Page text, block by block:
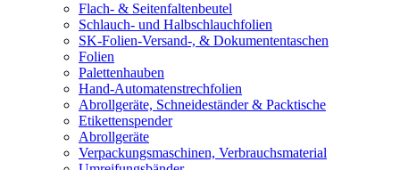
Flach- & Seitenfaltenbeutel
Schlauch- und Halbschlauchfolien
SK-Folien-Versand-, & Dokumententaschen
Folien
Palettenhauben
Hand-Automatenstrechfolien
Abrollgeräte, Schneideständer & Packtische
Etikettenspender
Abrollgeräte
Verpackungsmaschinen, Verbrauchsmaterial